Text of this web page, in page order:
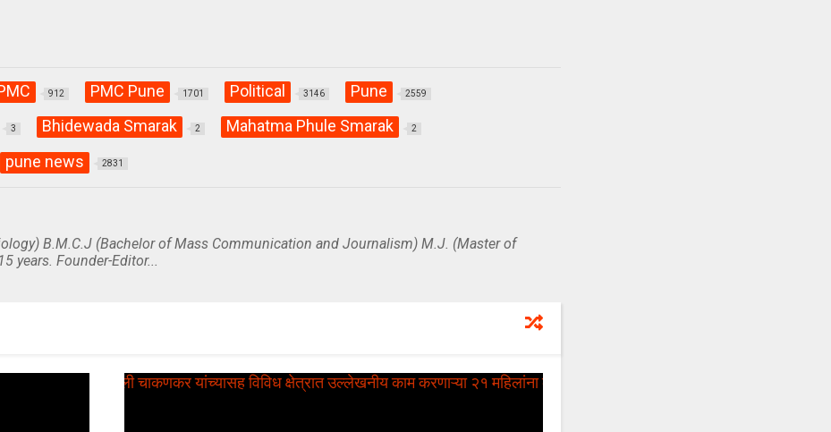
912 PMC Pune 1701 Political 3146 Pune 2559
3 Bhidewada Smarak 2 Mahatma Phule Smarak 2
pune news 2831
B.M.C.J (Bachelor of Mass Communication and Journalism) M.J. (Master of
Founder-Editor...